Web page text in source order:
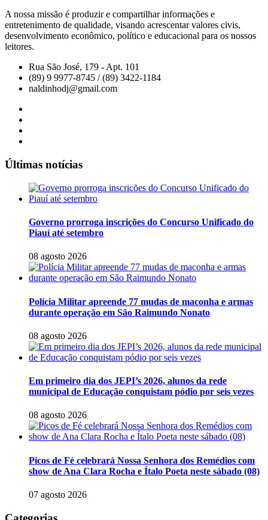
A nossa missão é produzir e compartilhar informações e
entretenimento de qualidade, visando acrescentar valores civis,
desenvolvimento econômico, político e educacional para os nossos
leitores.
Rua São José, 179 - Apt. 101
(89) 9 9977-8745 / (89) 3422-1184
naldinhodj@gmail.com
Últimas notícias
Governo prorroga inscrições do Concurso Unificado do
Piauí até setembro
08 agosto 2026
Polícia Militar apreende 77 mudas de maconha e armas
durante operação em São Raimundo Nonato
08 agosto 2026
Em primeiro dia dos JEPI’s 2026, alunos da rede
municipal de Educação conquistam pódio por seis vezes
08 agosto 2026
Picos de Fé celebrará Nossa Senhora dos Remédios com
show de Ana Clara Rocha e Ítalo Poeta neste sábado (08)
07 agosto 2026